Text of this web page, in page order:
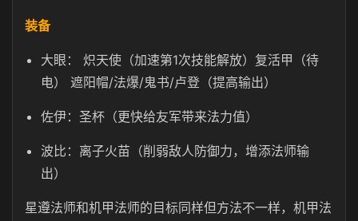
装备
大眼： 炽天使（加速第1次技能解放）复活甲（待
电） 遮阳帽/法爆/鬼书/卢登（提高输出）
佐伊：圣杯（更快给友军带来法力值）
波比：离子火苗（削弱敌人防御力，增添法师输
出）
星遵法师和机甲法师的目标同样但方法不一样，机甲法